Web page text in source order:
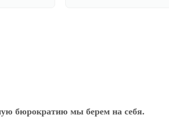
бюрократию мы берем на себя.